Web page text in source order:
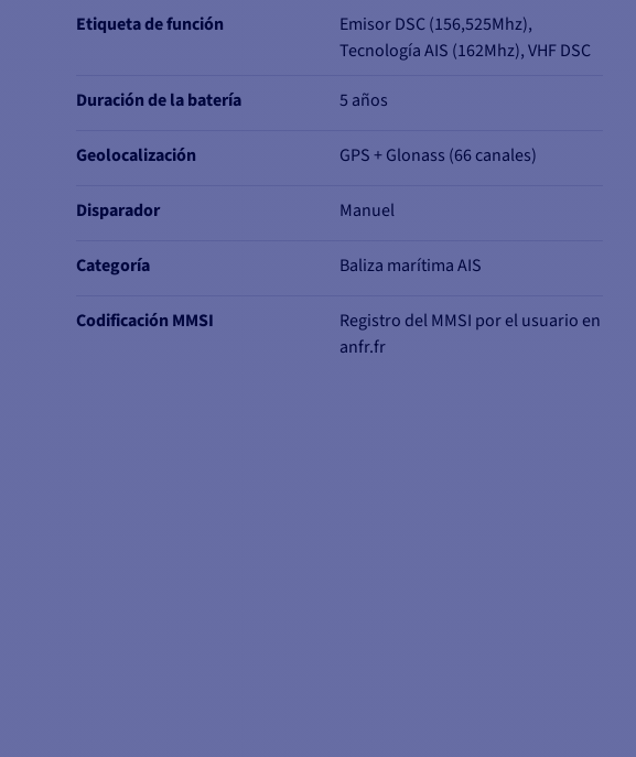
Etiqueta de función
Emisor DSC (156,525Mhz),
Tecnología AIS (162Mhz), VHF DSC
Duración de la batería 5 años
Geolocalización GPS + Glonass (66 canales)
Disparador Manuel
Categoría Baliza marítima AIS
Codificación MMSI
Registro del MMSI por el usuario en
anfr.fr